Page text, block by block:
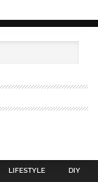
LIFESTYLE DIY